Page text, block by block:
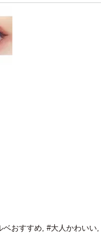
ベおすすめ, #大人かわいい,